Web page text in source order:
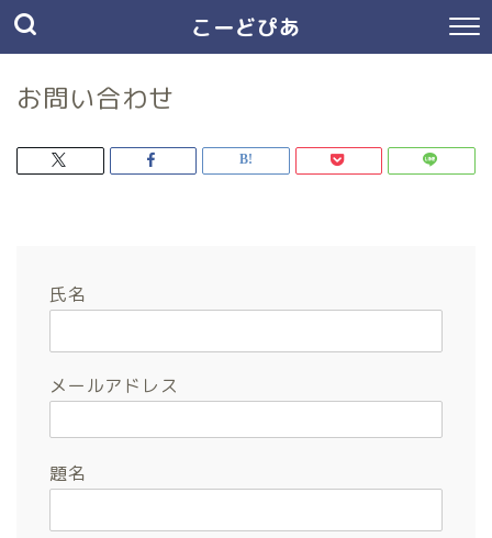
こーどぴあ
お問い合わせ
氏名
メールアドレス
題名